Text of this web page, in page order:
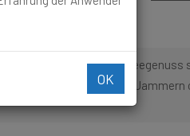
Wie nach Kaffeegenuss
und führen zu
OK